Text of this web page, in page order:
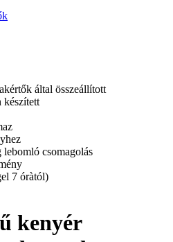
által összeállított
készített
csomagolás
7 óràtól)
kenyér